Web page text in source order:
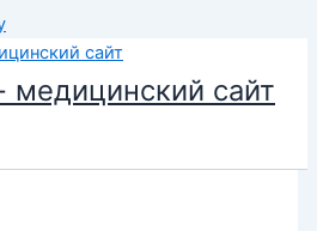
медицинский сайт